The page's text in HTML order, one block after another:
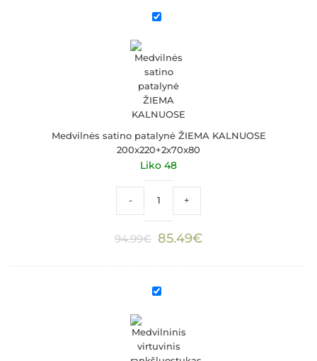
Medvilnės
ŽIEMA
KALNUOSE
200x220+2x70x80
Medvilnės satino patalynė ŽIEMA KALNUOSE
200x220+2x70x80
Liko 48
-
produkto kiekis: Medvilnės satino
+
94.99€
Original
85.49€Current
Medvilninis
KALĖDŲ
DVASIA
(žalia)